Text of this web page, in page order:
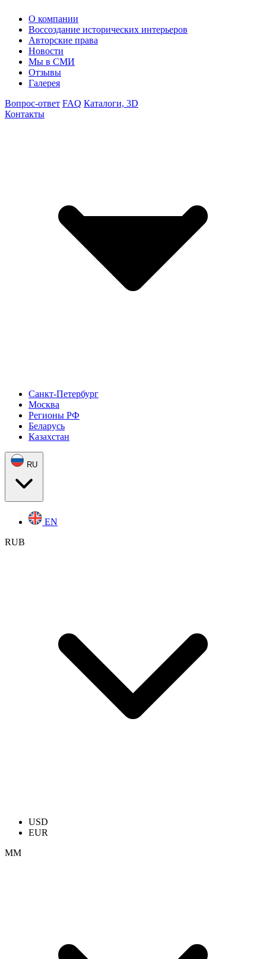
О компании
Воссоздание исторических интерьеров
Авторские права
Новости
Мы в СМИ
Отзывы
Галерея
Вопрос-ответ FAQ Каталоги, 3D
Контакты
Санкт-Петербург
Москва
Регионы РФ
Беларусь
Казахстан
RU
EN
RUB
USD
EUR
ММ